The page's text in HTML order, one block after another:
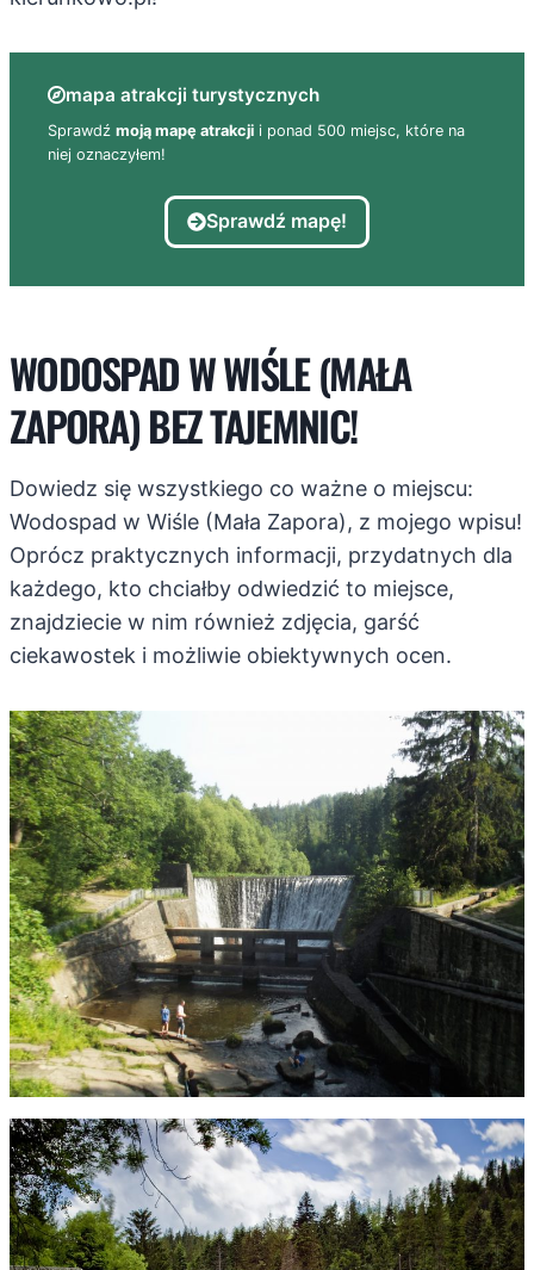
mapa atrakcji turystycznych
Sprawdź moją mapę atrakcji i ponad 500 miejsc, które na
niej oznaczyłem!
Sprawdź mapę!
WODOSPAD W WIŚLE (MAŁA
ZAPORA) BEZ TAJEMNIC!
Dowiedz się wszystkiego co ważne o miejscu:
Wodospad w Wiśle (Mała Zapora), z mojego wpisu!
Oprócz praktycznych informacji, przydatnych dla
każdego, kto chciałby odwiedzić to miejsce,
znajdziecie w nim również zdjęcia, garść
ciekawostek i możliwie obiektywnych ocen.